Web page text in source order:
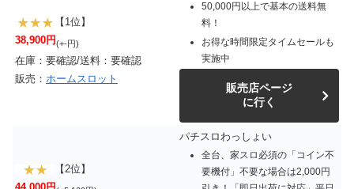
【1位】
38,900円(+-円)
在庫：要確認/送料：要確認
販売： ホームスロット
50,000円以上で基本の送料無
料！
お得な時間限定タイムセールも
実施中
販売店ページ
に行く
【2位】
パチスロわっしょい
全台、家スロ必須の「コイン不
要機付」不要な場合は2,000円